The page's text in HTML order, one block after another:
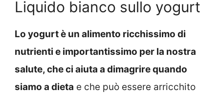
Liquido bianco sullo yogurt
Lo yogurt è un alimento ricchissimo di
nutrienti e importantissimo per la nostra
salute, che ci aiuta a dimagrire quando
siamo a dieta e che può essere arricchito